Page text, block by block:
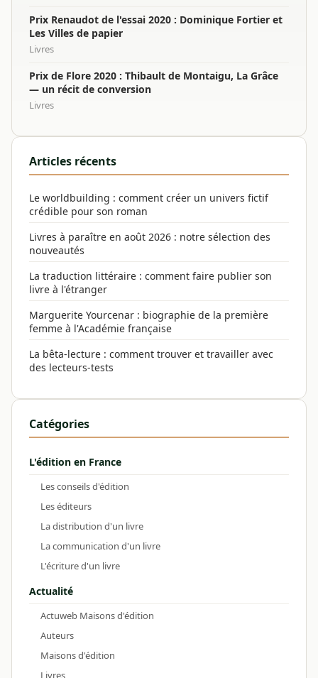
Prix Renaudot de l'essai 2020 : Dominique Fortier et
Les Villes de papier
Livres
Prix de Flore 2020 : Thibault de Montaigu, La Grâce
— un récit de conversion
Livres
Articles récents
Le worldbuilding : comment créer un univers fictif
crédible pour son roman
Livres à paraître en août 2026 : notre sélection des
nouveautés
La traduction littéraire : comment faire publier son
livre à l'étranger
Marguerite Yourcenar : biographie de la première
femme à l'Académie française
La bêta-lecture : comment trouver et travailler avec
des lecteurs-tests
Catégories
L'édition en France
Les conseils d'édition
Les éditeurs
La distribution d'un livre
La communication d'un livre
L'écriture d'un livre
Actualité
Actuweb Maisons d'édition
Auteurs
Maisons d'édition
Livres